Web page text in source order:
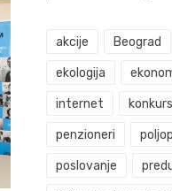
akcije Beograd
ekologija
internet konkurs
penzioneri
poslovanje